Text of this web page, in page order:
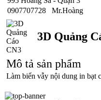
0907707728
Mr.Hoàng
3D Quảng
Mô tả sản phẩm
Làm biển vẫy nội dung in bạt